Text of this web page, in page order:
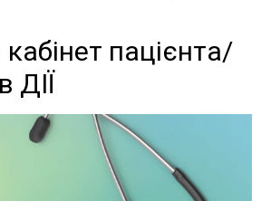
пацієнта/
ДІЇ